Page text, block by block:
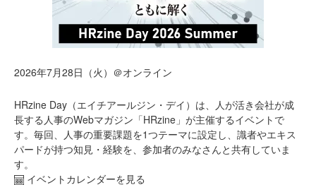
2026年7月28日（火）＠オンライン
HRzine Day（エイチアールジン・デイ）は、人が活き会社が成
長する人事のWebマガジン「HRzine」が主催するイベントで
す。毎回、人事の重要課題を1つテーマに設定し、識者やエキス
パードが持つ知見・経験を、参加者のみなさんと共有していま
す。
イベントカレンダーを見る